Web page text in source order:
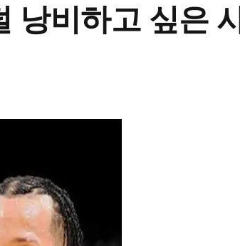
낭비하고 싶은